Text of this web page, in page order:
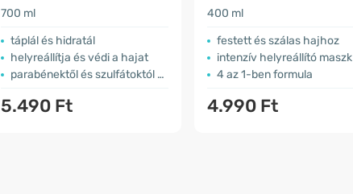
700 ml
táplál és hidratál
helyreállítja és védi a hajat
parabénektől és szulfátoktól mentes
5.490 Ft
400 ml
festett és szálas hajhoz
intenzív helyreállító maszk
4 az 1-ben formula
4.990 Ft